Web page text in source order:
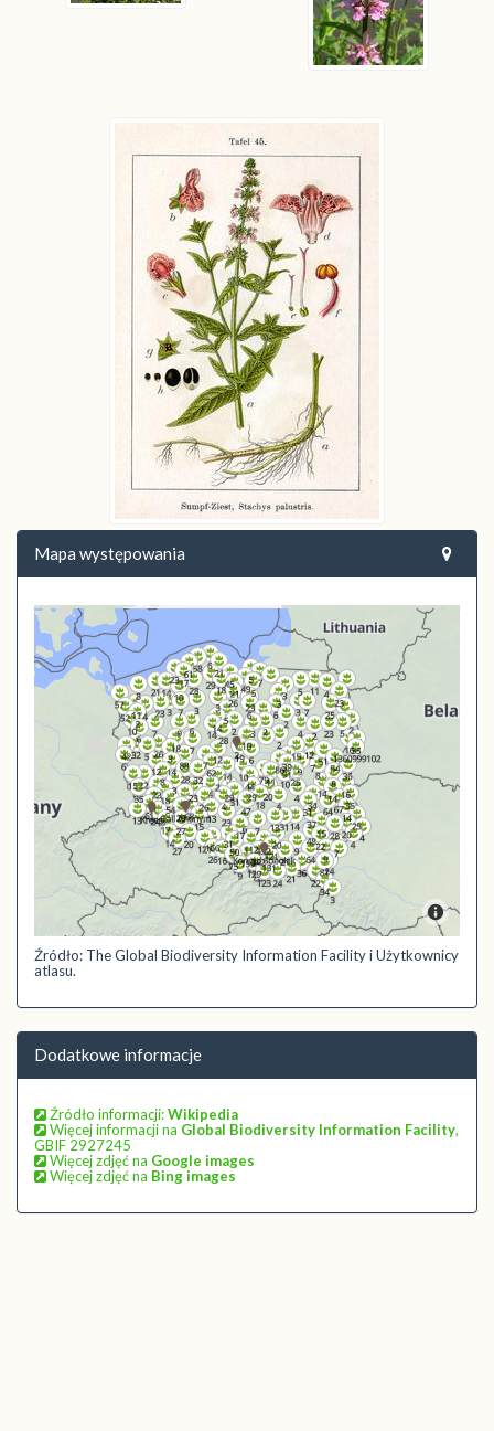
Mapa występowania
Źródło: The Global Biodiversity Information Facility i Użytkownicy
atlasu.
Dodatkowe informacje
Źródło informacji:Wikipedia
Więcej informacji na Global Biodiversity Information Facility,
GBIF 2927245
Więcej zdjęć na Google images
Więcej zdjęć na Bing images